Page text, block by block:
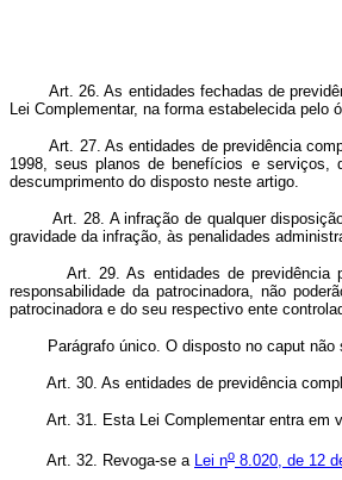
Art. 26. As entidades fechadas de
Lei Complementar, na forma estabelecida pelo
Art. 27. As entidades de previdência
1998, seus planos de benefícios e serviços,
descumprimento do disposto neste artigo.
Art. 28. A infração de qualquer
gravidade da infração, às penalidades
Art. 29. As entidades de previdência
responsabilidade da patrocinadora, não
patrocinadora e do seu respectivo ente
Parágrafo único. O disposto no caput não
Art. 30. As entidades de previdência
Art. 31. Esta Lei Complementar entra em
Art. 32. Revoga-se a Lei no 8.020, de 12